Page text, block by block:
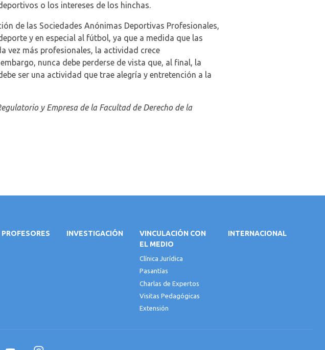
o los intereses de los hinchas.
de las Sociedades Anónimas Deportivas Profesionales,
y en especial al fútbol, ya que a medida que las
vez más profesionales, la actividad crece
nunca debe perderse de vista que, al final, la
ser una actividad que trae alegría y entretención a la
y Empresa de la Facultad de Derecho de la
PROFESORES INVESTIGACIÓN
VINCULACIÓN CON
EL MEDIO
Clínica Jurídica
Pasantías
Charlas de Expertos
Visitas Pedagógicas
Extensión
INTERNACIONAL